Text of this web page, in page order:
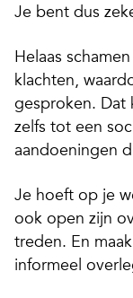
Je bent dus
Helaas
klachten,
gesproken. Dat
zelfs tot een
aandoeningen
Je hoeft op je
ook open zijn
treden. En
informeel